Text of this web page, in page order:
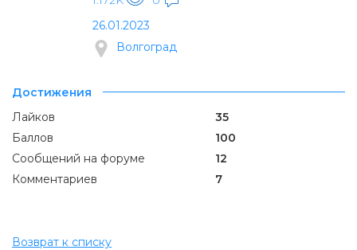
26.01.2023
Волгоград
Достижения
Лайков
35
Баллов
100
Сообщений на форуме
12
Комментариев
7
Возврат к списку